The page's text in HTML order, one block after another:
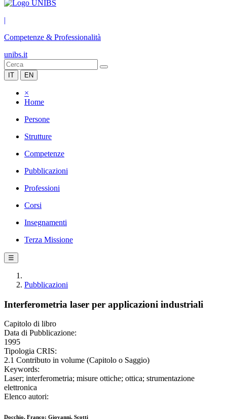
|
Competenze & Professionalità
unibs.it
IT EN
×
Home
Persone
Strutture
Competenze
Pubblicazioni
Professioni
Corsi
Insegnamenti
Terza Missione
☰
Pubblicazioni
Interferometria laser per applicazioni industriali
Capitolo di libro
Data di Pubblicazione:
1995
Tipologia CRIS:
2.1 Contributo in volume (Capitolo o Saggio)
Keywords:
Laser; interferometria; misure ottiche; ottica; strumentazione
elettronica
Elenco autori:
Docchio, Franco; Giovanni, Scotti